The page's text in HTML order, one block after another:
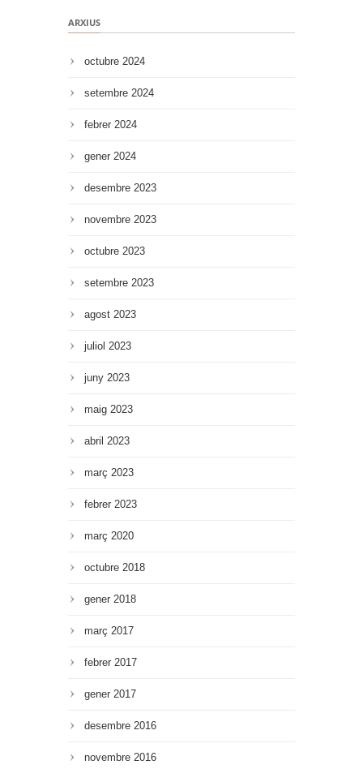
ARXIUS
octubre 2024
setembre 2024
febrer 2024
gener 2024
desembre 2023
novembre 2023
octubre 2023
setembre 2023
agost 2023
juliol 2023
juny 2023
maig 2023
abril 2023
març 2023
febrer 2023
març 2020
octubre 2018
gener 2018
març 2017
febrer 2017
gener 2017
desembre 2016
novembre 2016